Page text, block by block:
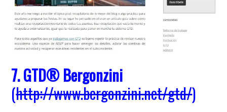
7.GTD® Bergonzini
(http://www.bergonzini.net/gtd/)